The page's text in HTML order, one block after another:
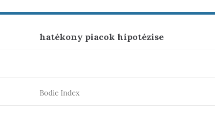
hatékony piacok hipotézise
Bodie Index